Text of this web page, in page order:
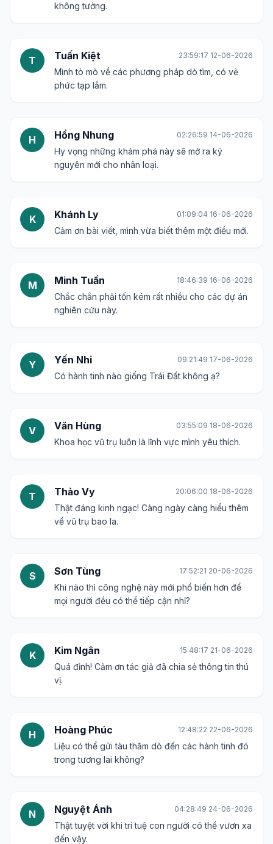
không tưởng.
T Tuấn Kiệt 23:59:17 12-06-2026
Mình tò mò về các phương pháp dò tìm, có vẻ
phức tạp lắm.
H Hồng Nhung 02:26:59 14-06-2026
Hy vọng những khám phá này sẽ mở ra kỷ
nguyên mới cho nhân loại.
K Khánh Ly 01:09:04 16-06-2026
Cảm ơn bài viết, mình vừa biết thêm một điều mới.
M Minh Tuấn 18:46:39 16-06-2026
Chắc chắn phải tốn kém rất nhiều cho các dự án
nghiên cứu này.
Y Yến Nhi 09:21:49 17-06-2026
Có hành tinh nào giống Trái Đất không ạ?
V Văn Hùng 03:55:09 18-06-2026
Khoa học vũ trụ luôn là lĩnh vực mình yêu thích.
T Thảo Vy 20:06:00 18-06-2026
Thật đáng kinh ngạc! Càng ngày càng hiểu thêm
về vũ trụ bao la.
S Sơn Tùng 17:52:21 20-06-2026
Khi nào thì công nghệ này mới phổ biến hơn để
mọi người đều có thể tiếp cận nhỉ?
K Kim Ngân 15:48:17 21-06-2026
Quá đỉnh! Cảm ơn tác giả đã chia sẻ thông tin thú
vị.
H Hoàng Phúc 12:48:22 22-06-2026
Liệu có thể gửi tàu thăm dò đến các hành tinh đó
trong tương lai không?
N Nguyệt Ánh 04:28:49 24-06-2026
Thật tuyệt vời khi trí tuệ con người có thể vươn xa
đến vậy.